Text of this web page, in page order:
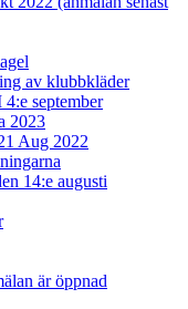
av klubbkläder
september
2023
Aug 2022
14:e augusti
är öppnad